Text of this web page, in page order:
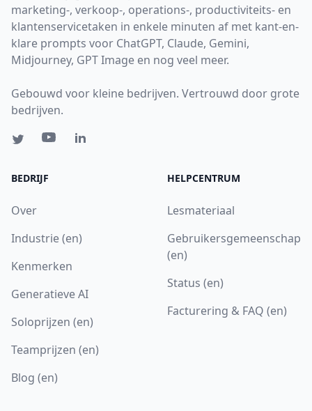
marketing-, verkoop-, operations-, productiviteits- en
klantenservicetaken in enkele minuten af met kant-en-
klare prompts voor ChatGPT, Claude, Gemini,
Midjourney, GPT Image en nog veel meer.
Gebouwd voor kleine bedrijven. Vertrouwd door grote
bedrijven.
BEDRIJF
Over
Industrie (en)
Kenmerken
Generatieve AI
Soloprijzen (en)
Teamprijzen (en)
Blog (en)
HELPCENTRUM
Lesmateriaal
Gebruikersgemeenschap
(en)
Status (en)
Facturering & FAQ (en)